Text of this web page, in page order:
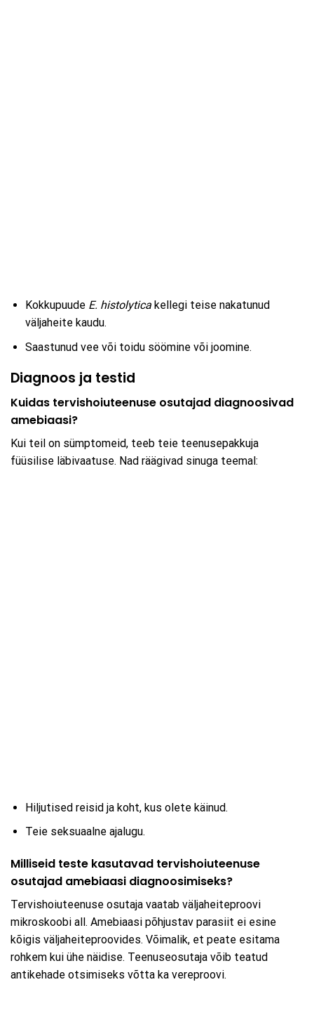
Kokkupuude E. histolyticakellegi teise nakatunud
väljaheite kaudu.
Saastunud vee või toidu söömine või joomine.
Diagnoos ja testid
Kuidas tervishoiuteenuse osutajad diagnoosivad
amebiaasi?
Kui teil on sümptomeid, teeb teie teenusepakkuja
füüsilise läbivaatuse. Nad räägivad sinuga teemal:
Hiljutised reisid ja koht, kus olete käinud.
Teie seksuaalne ajalugu.
Milliseid teste kasutavad tervishoiuteenuse
osutajad amebiaasi diagnoosimiseks?
Tervishoiuteenuse osutaja vaatab väljaheiteproovi
mikroskoobi all. Amebiaasi põhjustav parasiit ei esine
kõigis väljaheiteproovides. Võimalik, et peate esitama
rohkem kui ühe näidise. Teenuseosutaja võib teatud
antikehade otsimiseks võtta ka vereproovi.